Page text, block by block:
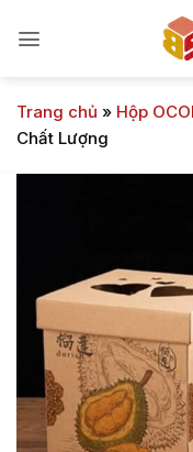
qua
Trang chủ » Hộp
Chất Lượng